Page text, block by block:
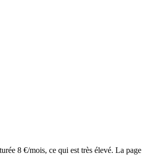
8 €/mois, ce qui est très élevé. La page